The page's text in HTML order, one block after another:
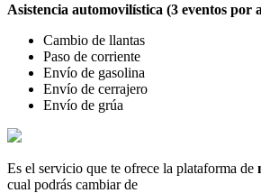
Asistencia automovilística (3 eventos por
Cambio de llantas
Paso de corriente
Envío de gasolina
Envío de cerrajero
Envío de grúa
Es el servicio que te ofrece la plataforma de
cual podrás cambiar de